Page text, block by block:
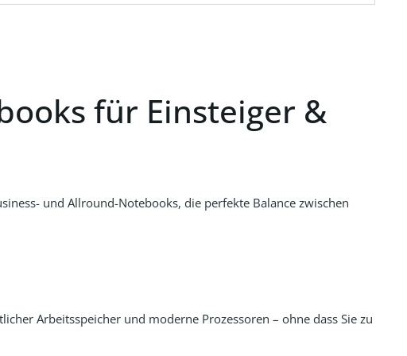
für Einsteiger &
und Allround-Notebooks, die perfekte Balance zwischen
Arbeitsspeicher und moderne Prozessoren – ohne dass Sie zu